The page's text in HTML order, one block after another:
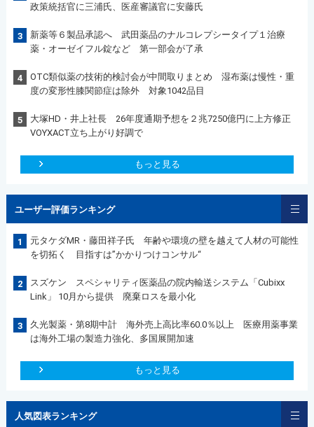
政策統括官に三浦氏、医産審議官に安藤氏
3
新薬等６製品承認へ 武田薬品のナルコレプシータイプ１治療
薬・オーゼイフル錠など 第一部会が了承
4
OTC類似薬の技術的検討会が中間取りまとめ 湿布薬は慢性・重
度の変形性膝関節症は除外 対象1042品目
5
大塚HD・井上社長 26年度通期予想を２兆7250億円に上方修正
VOYXACT立ち上がり好調で
もっと見る
ユーザー評価ランキング
1
元タケダMR・藤田祥子氏 年齢や環境の壁を越えて人材の可能性
を切拓く 目指すは”かかりつけコンサル“
2
スズケン スペシャリティ医薬品の院内輸送システム「Cubixx
Link」 10月から提供 廃棄ロスを最小化
3
久光製薬・第8期中計 海外売上高比率60.0％以上 医療用薬事業
は海外工場の製造力強化、多国展開加速
もっと見る
人気図表ランキング